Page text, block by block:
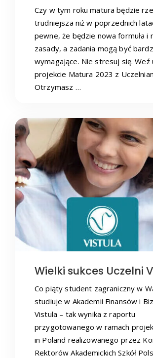
Czy w tym roku matura będzie
trudniejsza niż w poprzednich
pewne, że będzie nowa formuła i
zasady, a zadania mogą być
wymagające. Nie stresuj się. Weź
projekcie Matura 2023 z
Otrzymasz …
Wielki sukces Uczelni
Co piąty student zagraniczny w
studiuje w Akademii Finansów i
Vistula – tak wynika z raportu
przygotowanego w ramach
in Poland realizowanego przez
Rektorów Akademickich Szkół